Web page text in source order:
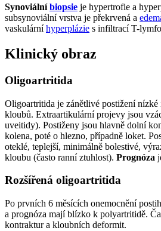
Synoviálníbiopsie je hypertrofie a
subsynoviální vrstva je překrvená a
vaskulárníhyperplázie s infiltrací T-
Klinický obraz
Oligoartritida
Oligoartritida je zánětlivé postižení nízké
kloubů. Extraartikulární projevy jsou
uveitidy). Postiženy jsou hlavně dolní
kolena, poté o hlezno, případně loket.
oteklé, teplejší, minimálně bolestivé,
kloubu (často ranní ztuhlost). Prognóza
Rozšířená oligoartritida
Po prvních 6 měsících onemocnění
a prognóza mají blízko k polyartritidě.
kontraktur a kloubních deformit.